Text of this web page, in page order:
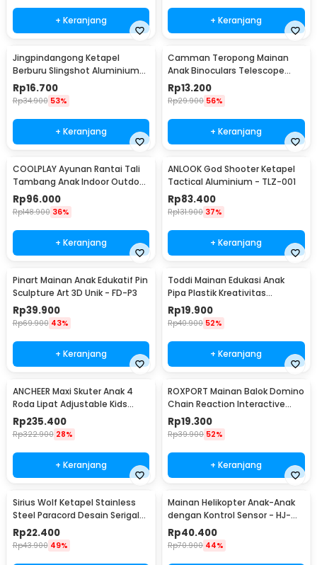
+ Keranjang + Keranjang
Jingpindangong Ketapel
Berburu Slingshot Aluminium
Alloy - OD-014
Rp16.700
Rp34.900 53%
+ Keranjang
Camman Teropong Mainan
Anak Binoculars Telescope
2.5x26 - 1138
Rp13.200
Rp29.900 56%
+ Keranjang
COOLPLAY Ayunan Rantai Tali
Tambang Anak Indoor Outdoor
- WS-2100
Rp96.000
Rp148.900 36%
+ Keranjang
ANLOOK God Shooter Ketapel
Tactical Aluminium - TLZ-001
Rp83.400
Rp131.900 37%
+ Keranjang
Pinart Mainan Anak Edukatif Pin
Sculpture Art 3D Unik - FD-P3
Rp39.900
Rp69.900 43%
+ Keranjang
Toddi Mainan Edukasi Anak
Pipa Plastik Kreativitas
Bangunan 4D STEM - 88003
Rp19.900
Rp40.900 52%
+ Keranjang
ANCHEER Maxi Skuter Anak 4
Roda Lipat Adjustable Kids
Scooter - QZ-001
Rp235.400
Rp322.900 28%
+ Keranjang
ROXPORT Mainan Balok Domino
Chain Reaction Interactive
Toys 120 PCS - ZMY-1
Rp19.300
Rp39.900 52%
+ Keranjang
Sirius Wolf Ketapel Stainless
Steel Paracord Desain Serigala
- HW-GJ049
Rp22.400
Rp43.900 49%
Mainan Helikopter Anak-Anak
dengan Kontrol Sensor - HJ-
8188
Rp40.400
Rp70.900 44%